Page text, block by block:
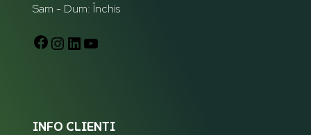
Sam - Dum: Închis
INFO CLIENTI